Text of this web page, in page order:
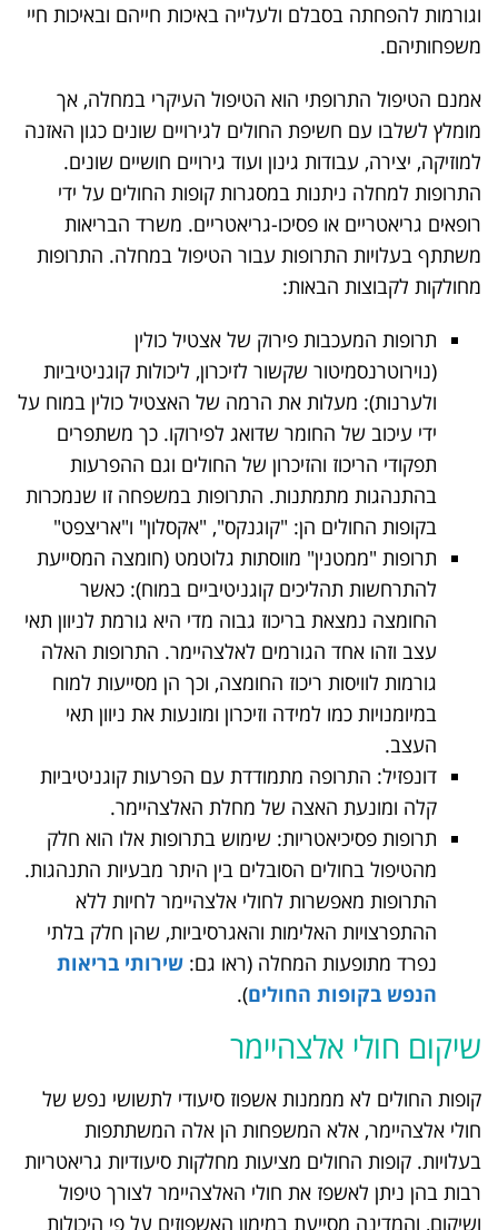
וגורמות להפחתה בסבלם ולעלייה באיכות חייהם ובאיכות חיי
משפחותיהם.
אמנם הטיפול התרופתי הוא הטיפול העיקרי במחלה, אך
מומלץ לשלבו עם חשיפת החולים לגירויים שונים כגון האזנה
למוזיקה, יצירה, עבודות גינון ועוד גירויים חושיים שונים.
התרופות למחלה ניתנות במסגרות קופות החולים על ידי
רופאים גריאטריים או פסיכו-גריאטריים. משרד הבריאות
משתתף בעלויות התרופות עבור הטיפול במחלה. התרופות
מחולקות לקבוצות הבאות:
תרופות המעכבות פירוק של אצטיל כולין
(נוירוטרנסמיטור שקשור לזיכרון, ליכולות קוגניטיביות
ולערנות): מעלות את הרמה של האצטיל כולין במוח על
ידי עיכוב של החומר שדואג לפירוקו. כך משתפרים
תפקודי הריכוז והזיכרון של החולים וגם ההפרעות
בהתנהגות מתמתנות. התרופות במשפחה זו שנמכרות
בקופות החולים הן: "קוגנקס", "אקסלון" ו"אריצפט"
תרופות "ממטנין" מווסתות גלוטמט (חומצה המסייעת
להתרחשות תהליכים קוגניטיביים במוח): כאשר
החומצה נמצאת בריכוז גבוה מדי היא גורמת לניוון תאי
עצב וזהו אחד הגורמים לאלצהיימר. התרופות האלה
גורמות לוויסות ריכוז החומצה, וכך הן מסייעות למוח
במיומנויות כמו למידה וזיכרון ומונעות את ניוון תאי
העצב.
דונפזיל: התרופה מתמודדת עם הפרעות קוגניטיביות
קלה ומונעת האצה של מחלת האלצהיימר.
תרופות פסיכיאטריות: שימוש בתרופות אלו הוא חלק
מהטיפול בחולים הסובלים בין היתר מבעיות התנהגות.
התרופות מאפשרות לחולי אלצהיימר לחיות ללא
ההתפרצויות האלימות והאגרסיביות, שהן חלק בלתי
נפרד מתופעות המחלה (ראו גם: שירותי בריאות
הנפש בקופות החולים).
שיקום חולי אלצהיימר
קופות החולים לא מממנות אשפוז סיעודי לתשושי נפש של
חולי אלצהיימר, אלא המשפחות הן אלה המשתתפות
בעלויות. קופות החולים מציעות מחלקות סיעודיות גריאטריות
רבות בהן ניתן לאשפז את חולי האלצהיימר לצורך טיפול
ושיקום, והמדינה מסייעת במימון האשפוזים על פי היכולות